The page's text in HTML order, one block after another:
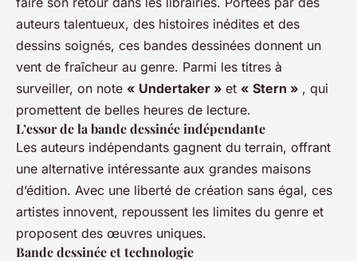
auteurs talentueux, des histoires inédites et des
dessins soignés, ces bandes dessinées donnent un
vent de fraîcheur au genre. Parmi les titres à
surveiller, on note « Undertaker » et « Stern » , qui
promettent de belles heures de lecture.
L’essor de la bande dessinée indépendante
Les auteurs indépendants gagnent du terrain, offrant
une alternative intéressante aux grandes maisons
d’édition. Avec une liberté de création sans égal, ces
artistes innovent, repoussent les limites du genre et
proposent des œuvres uniques.
Bande dessinée et technologie